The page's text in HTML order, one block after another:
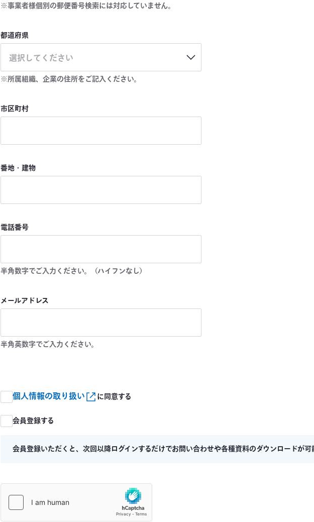
※事業者様個別の郵便番号検索には対応していません。
都道府県
選択してください
※所属組織、企業の住所をご記入ください。
市区町村
番地・建物
電話番号
半角数字でご入力ください。（ハイフンなし）
メールアドレス
半角英数字でご入力ください。
個人情報の取り扱い に同意する
会員登録する
会員登録いただくと、次回以降ログインするだけでお問い合わせや各種資料のダウンロードが可